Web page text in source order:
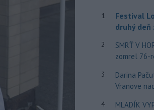
1
Festival
druhý deň
2
SMRŤ V
zomrel 76-
3
Darina
Vranove
4
MLADÍK